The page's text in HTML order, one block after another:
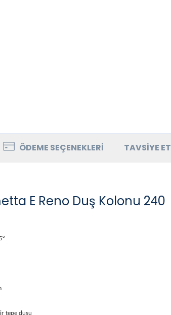
ÖDEME SEÇENEKLERI TAVSIYE ET
E Reno Duş Kolonu 240
tepe duşu